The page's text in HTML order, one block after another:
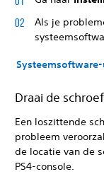
Als je
Draai de
Een loszittende
probleem
de locatie van de
PS4-console.